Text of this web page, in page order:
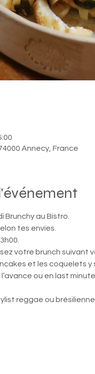
Annecy, France
Brunchy au Bistro.
tes envies.
votre brunch suivant
et les coquelets y
ou en last
reggae ou